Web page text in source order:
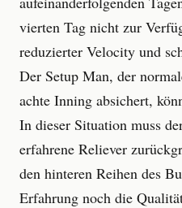
vierten Tag nicht zur
reduzierter Velocity und
Der Setup Man, der
achte Inning absichert,
In dieser Situation muss
erfahrene Reliever
den hinteren Reihen des
Erfahrung noch die